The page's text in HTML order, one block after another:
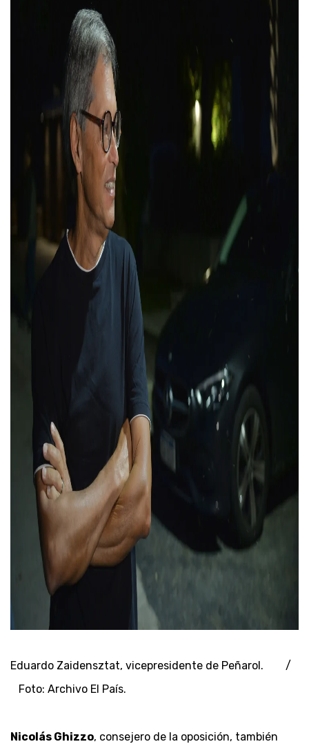
Eduardo Zaidensztat, vicepresidente de Peñarol. /
Foto: Archivo El País.
Nicolás Ghizzo, consejero de la oposición, también